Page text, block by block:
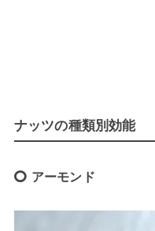
ナッツの種類別効能
アーモンド